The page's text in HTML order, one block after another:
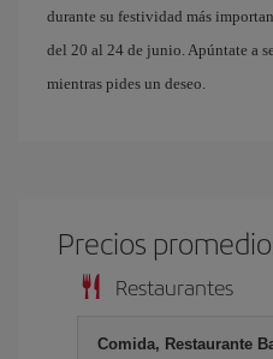
durante su festividad más
del 20 al 24 de junio. Apúntate a
mientras pides un deseo.
Precios
Restaurantes
Comida, Restaurante